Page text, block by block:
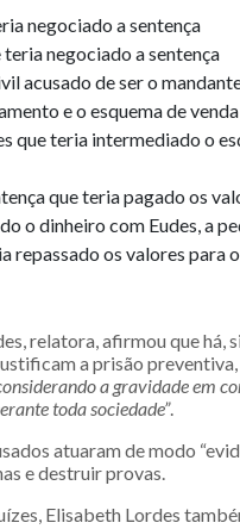
negociado a sentença
negociado a sentença
acusado de ser o
e o esquema de
que teria intermediado o
que teria pagado os
o dinheiro com Eudes, a
repassado os valores para
relatora, afirmou que há,
a prisão preventiva,
a gravidade em
toda sociedade”.
atuaram de modo
e destruir provas.
Elisabeth Lordes